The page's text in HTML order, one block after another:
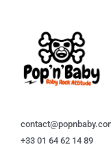
+33 01 64 62 14 89